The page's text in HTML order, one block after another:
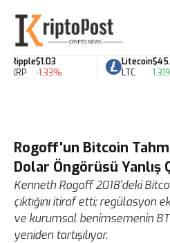
Ripple
XRP
$1.03
-1.33%
Litecoin
LTC
1.31%
Rogoff'un Bitcoin
Dolar Öngörüsü Yanlış
Kenneth Rogoff 2018'deki
çıktığını itiraf etti; regülasyon
ve kurumsal benimsemenin
yeniden tartışılıyor.